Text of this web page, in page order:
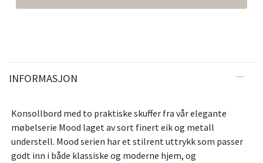
INFORMASJON
Konsollbord med to praktiske skuffer fra vår elegante
møbelserie Mood laget av sort finert eik og metall
understell. Mood serien har et stilrent uttrykk som passer
godt inn i både klassiske og moderne hjem, og